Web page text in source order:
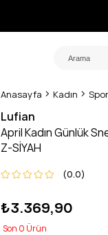
Anasayfa Kadın Spor
Lufian
April Kadın Günlük
Z-SİYAH
0.0
₺3.369,90
0